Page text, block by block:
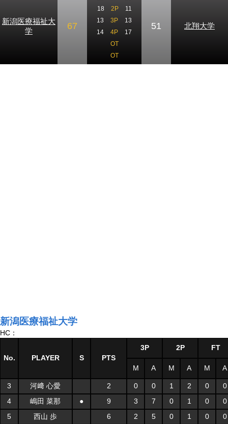
新潟医療福祉大
学
67
18
2P
11
13
3P
13
14
4P
17
OT
OT
51 北翔大学
新潟医療福祉大学
HC：
No. PLAYER S PTS
3P 2P FT
M A M A M A
3 河﨑 心愛 2 0 0 1 2 0
0
4
嶋田 菜那 ● 9 3 7 0 1 0
0
5
西山 歩 6 2 5 0 1 0
0